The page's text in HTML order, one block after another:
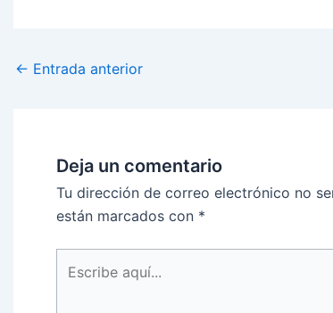
← Entrada anterior
Deja un comentario
Tu dirección de correo electrónico no
están marcados con *
aquí...